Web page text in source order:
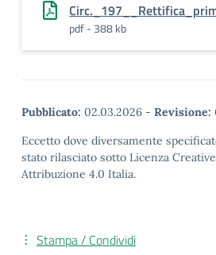
pdf - 388 kb
Pubblicato: 02.03.2026 - Revisione:
Eccetto dove diversamente
stato rilasciato sotto Licenza
Attribuzione 4.0 Italia.
Stampa / Condividi